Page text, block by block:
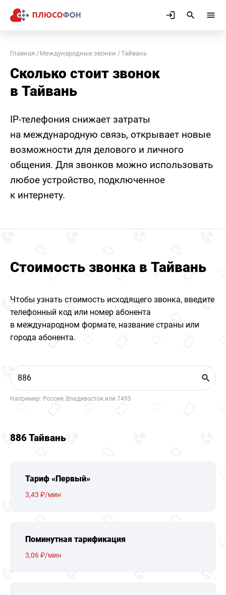
Главная Международные звонки Тайвань
Сколько стоит звонок
в Тайвань
IP-телефония снижает затраты
на международную связь, открывает новые
возможности для делового и личного
общения. Для звонков можно использовать
любое устройство, подключенное
к интернету.
Стоимость звонка в Тайвань
Чтобы узнать стоимость исходящего звонка, введите
телефонный код или номер абонента
в международном формате, название страны или
города абонента.
Например: Россия, Владивосток или 7495
886 Тайвань
Тариф «Первый»
3,43 ₽/мин
Поминутная тарификация
3,06 ₽/мин